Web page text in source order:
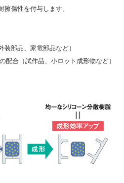
傷性を付与します。
部品、家電部品など）
配合（試作品、小ロット成形物など）